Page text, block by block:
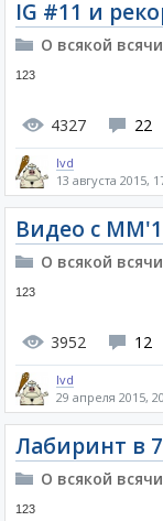
IG #11 и
О всякой
123
4327 22
lvd
13 августа 2015,
Видео с
О всякой
123
3952 12
lvd
29 апреля 2015,
Лабиринт в
О всякой
123